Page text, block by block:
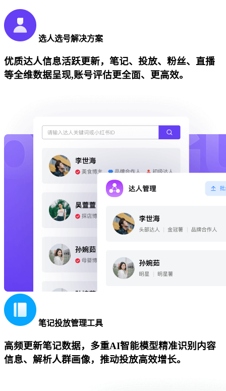
选人选号解决方案
优质达人信息活跃更新，笔记、投放、粉丝、直播
等全维数据呈现,账号评估更全面、更高效。
笔记投放管理工具
高频更新笔记数据，多重AI智能模型精准识别内容
信息、解析人群画像，推动投放高效增长。